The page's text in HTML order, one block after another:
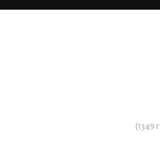
(1349